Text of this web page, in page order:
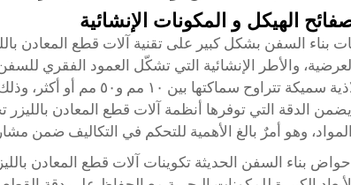
الهيكل و المكونات الإنشائية
بناء السفن بشكل كبير على تقنية آلات قطع المعادن
والأطر الإنشائية التي تشكّل العمود الفقري
صفائح فولاذية سميكة تتراوح
الدقة التي توفرها أنظمة آلات قطع المعادن
وهو أمرٌ بالغ الأهمية للتحكم في التكاليف ضمن